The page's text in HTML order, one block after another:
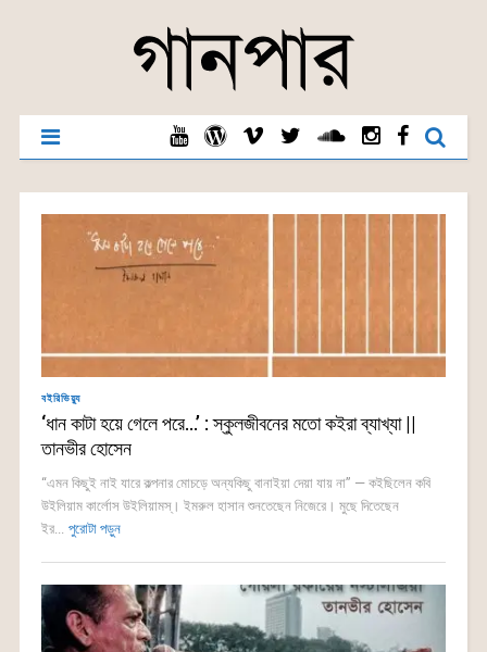
বইরিভিয়্যু
‘ধান কাটা হয়ে গেলে পরে…’ : স্কুলজীবনের মতো কইরা ব্যাখ্যা ||
তানভীর হোসেন
“এমন কিছুই নাই যারে কল্পনার মোচড়ে অন্যকিছু বানাইয়া দেয়া যায় না” — কইছিলেন কবি
উইলিয়াম কার্লোস উইলিয়ামস্। ইমরুল হাসান শুনতেছেন নিজেরে। মুছে দিতেছেন
ইর... পুরোটা পড়ুন